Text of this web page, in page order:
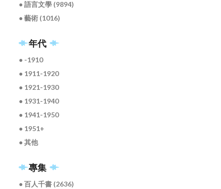
● 語言文學 (9894)
● 藝術 (1016)
年代
● -1910
● 1911-1920
● 1921-1930
● 1931-1940
● 1941-1950
● 1951+
● 其他
專集
● 百人千書 (2636)